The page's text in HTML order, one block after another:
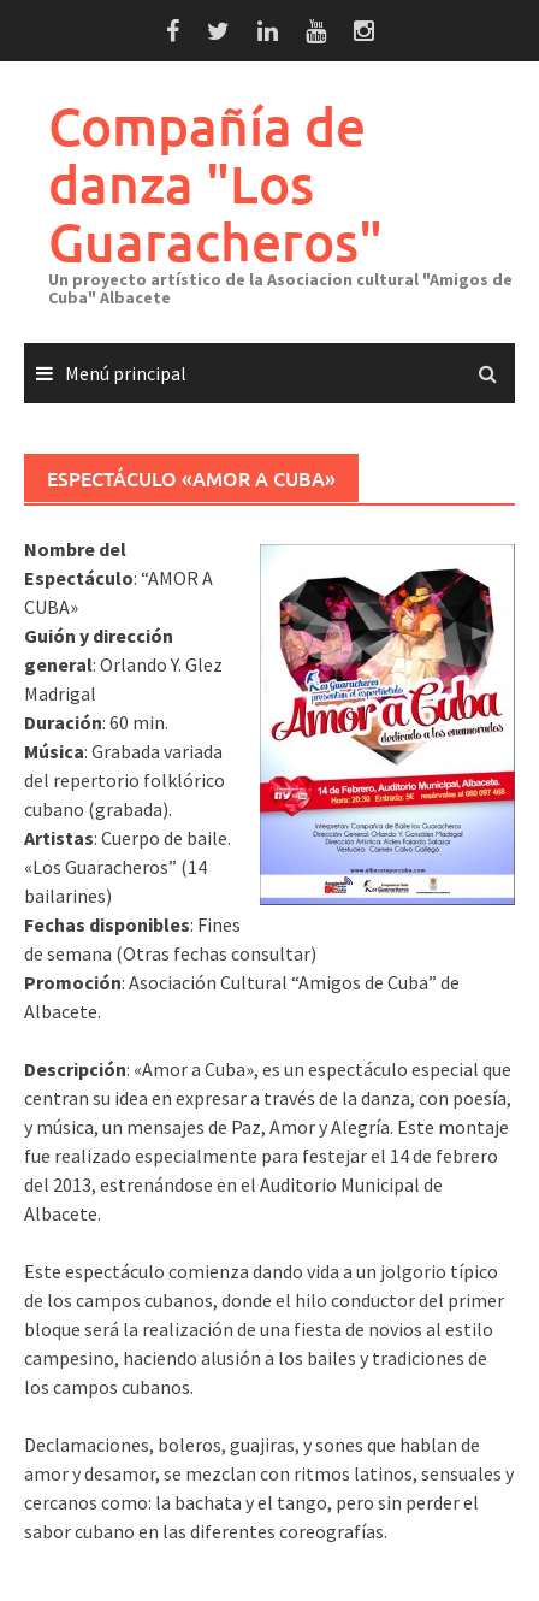
Compañía de
danza "Los
Guaracheros"
Un proyecto artístico de la Asociacion cultural "Amigos de
Cuba" Albacete
Menú principal
ESPECTÁCULO «AMOR A CUBA»
Nombre del
Espectáculo: “AMOR A
CUBA»
Guión y dirección
general: Orlando Y. Glez
Madrigal
Duración: 60 min.
Música: Grabada variada
del repertorio folklórico
cubano (grabada).
Artistas: Cuerpo de baile.
«Los Guaracheros” (14
bailarines)
Fechas disponibles: Fines
de semana (Otras fechas consultar)
Promoción: Asociación Cultural “Amigos de Cuba” de
Albacete.
Descripción: «Amor a Cuba», es un espectáculo especial que
centran su idea en expresar a través de la danza, con poesía,
y música, un mensajes de Paz, Amor y Alegría. Este montaje
fue realizado especialmente para festejar el 14 de febrero
del 2013, estrenándose en el Auditorio Municipal de
Albacete.
Este espectáculo comienza dando vida a un jolgorio típico
de los campos cubanos, donde el hilo conductor del primer
bloque será la realización de una fiesta de novios al estilo
campesino, haciendo alusión a los bailes y tradiciones de
los campos cubanos.
Declamaciones, boleros, guajiras, y sones que hablan de
amor y desamor, se mezclan con ritmos latinos, sensuales y
cercanos como: la bachata y el tango, pero sin perder el
sabor cubano en las diferentes coreografías.